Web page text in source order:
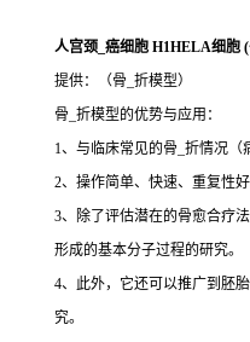
人宫颈_癌细胞 H1HELA细胞
提供：（骨_折模型）
骨_折模型的优势与应用：
1、与临床常见的骨_折情况（
2、操作简单、快速、重复性
3、除了评估潜在的骨愈合疗
形成的基本分子过程的研究。
4、此外，它还可以推广到胚
究。